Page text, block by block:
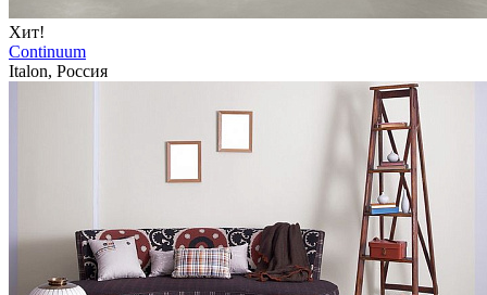
Хит!
Continuum
Italon, Россия